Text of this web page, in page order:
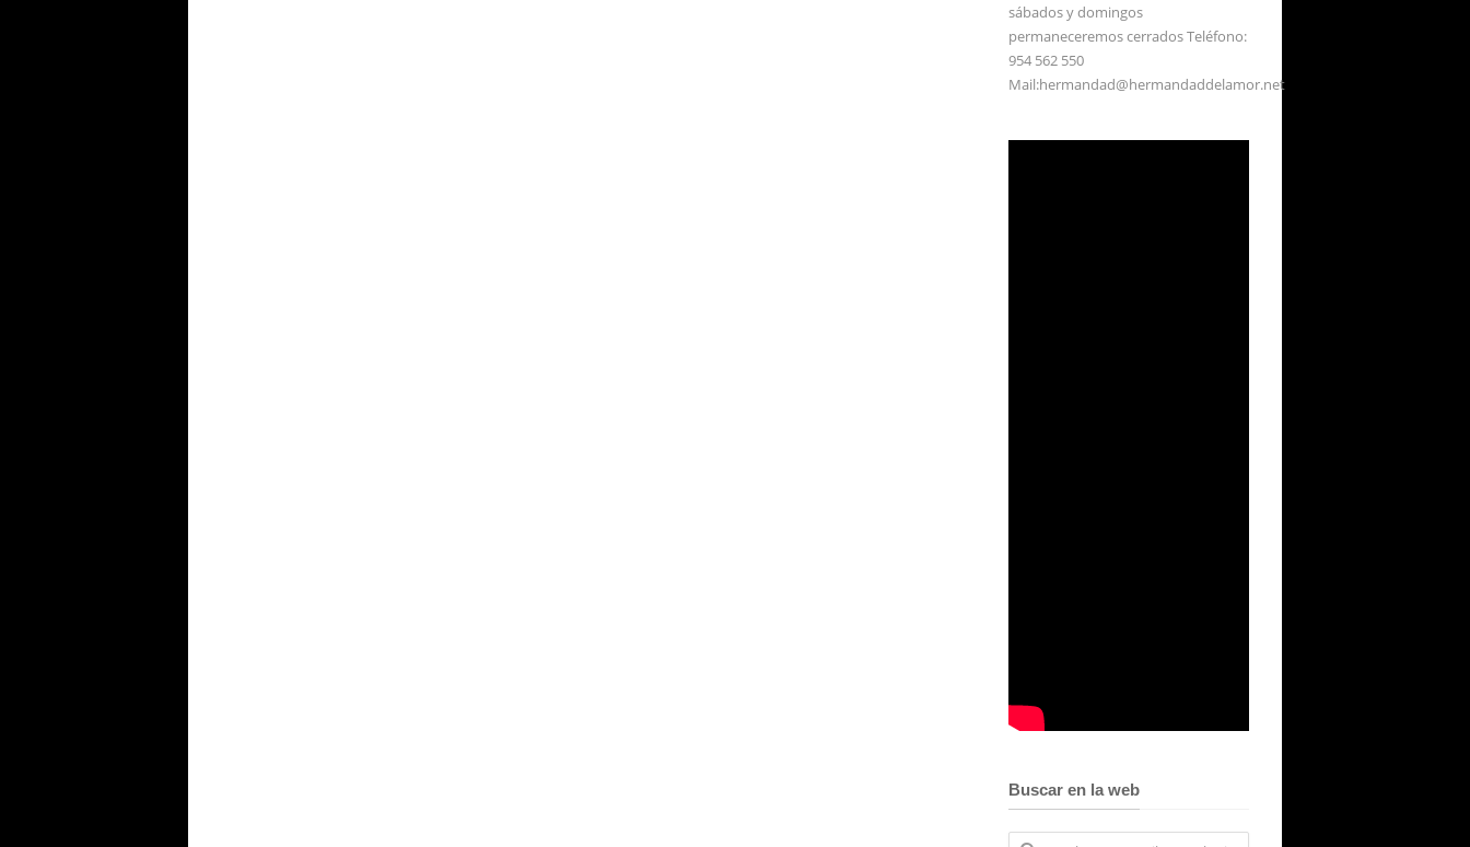
sábados y domingos
permaneceremos cerrados Teléfono:
954 562 550
Mail:hermandad@hermandaddelamor.net
Buscar en la web